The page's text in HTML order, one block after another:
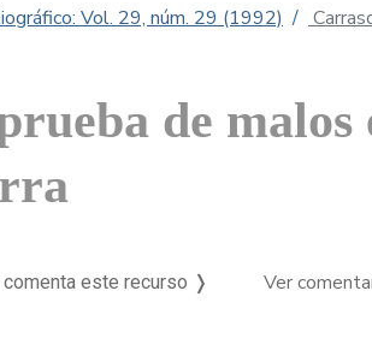
Vol. 29, núm. 29 (1992)
de malos
comenta este recurso ❭ Ver